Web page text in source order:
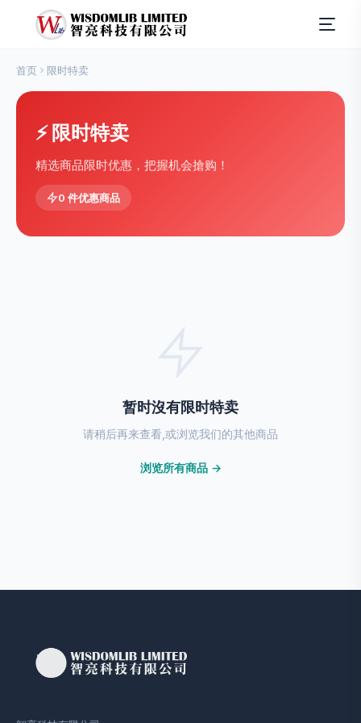
首页 限时特卖
⚡ 限时特卖
精选商品限时优惠，把握机会搶购！
0 件优惠商品
暂时沒有限时特卖
请稍后再来查看,或浏览我们的其他商品
浏览所有商品 →